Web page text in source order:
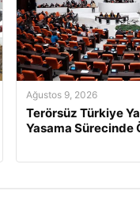
Ağustos 9, 2026
Terörsüz Türkiye
Yasama Sürecinde